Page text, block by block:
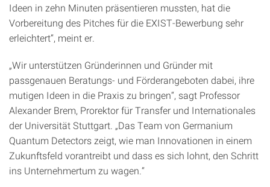
Ideen in zehn Minuten präsentieren mussten, hat die
Vorbereitung des Pitches für die EXIST-Bewerbung sehr
erleichtert“, meint er.
„Wir unterstützen Gründerinnen und Gründer mit
passgenauen Beratungs- und Förderangeboten dabei, ihre
mutigen Ideen in die Praxis zu bringen“, sagt Professor
Alexander Brem, Prorektor für Transfer und Internationales
der Universität Stuttgart. „Das Team von Germanium
Quantum Detectors zeigt, wie man Innovationen in einem
Zukunftsfeld vorantreibt und dass es sich lohnt, den Schritt
ins Unternehmertum zu wagen.“